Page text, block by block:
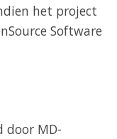
het project
Software
door MD-